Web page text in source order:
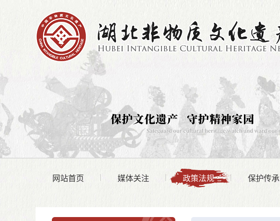
网站首页 媒体关注 政策法规 保护传承